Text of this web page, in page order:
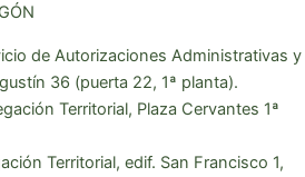
de Autorizaciones Administrativas y
36 (puerta 22, 1ª planta).
Territorial, Plaza Cervantes 1ª
Territorial, edif. San Francisco 1,